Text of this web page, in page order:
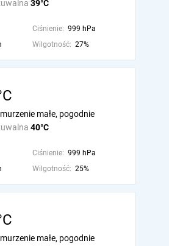
39°C
Ciśnienie: 999 hPa
Wilgotność: 27%
40°C
małe, pogodnie
Ciśnienie: 999 hPa
Wilgotność: 25%
małe, pogodnie